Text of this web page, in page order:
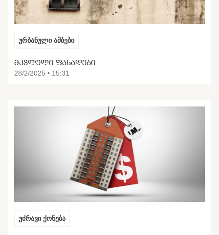
ურბანული ამბები
ᲛᲙᲕᲚᲔᲚᲘ ᲤᲐᲡᲐᲓᲔᲑᲘ
28/2/2025 • 15:31
უძრავი ქონება